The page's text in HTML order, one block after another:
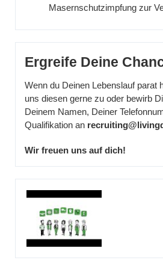
Masernschutzimpfung zur
Ergreife Deine
Wenn du Deinen Lebenslauf parat
uns diesen gerne zu oder bewirb
Deinem Namen, Deiner
Qualifikation an
Wir freuen uns auf dich!